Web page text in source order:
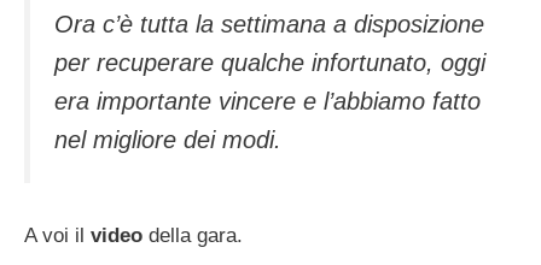
Ora c’è tutta la settimana a disposizione
per recuperare qualche infortunato, oggi
era importante vincere e l’abbiamo fatto
nel migliore dei modi.
A voi il video della gara.